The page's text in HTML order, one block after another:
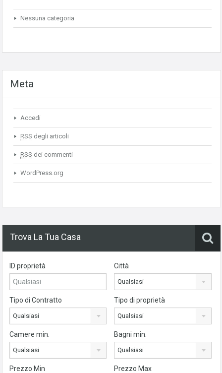
Nessuna categoria
Meta
Accedi
RSS degli articoli
RSS dei commenti
WordPress.org
Trova La Tua Casa
ID proprietà Città
Qualsiasi
Tipo di Contratto
Qualsiasi
Tipo di proprietà
Qualsiasi
Camere min.
Qualsiasi
Bagni min.
Qualsiasi
Prezzo Min Prezzo Max